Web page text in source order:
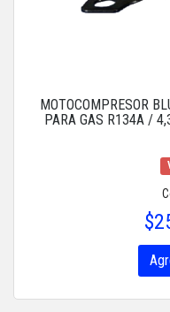
MOTOCOMPRESOR
PARA GAS R134A /